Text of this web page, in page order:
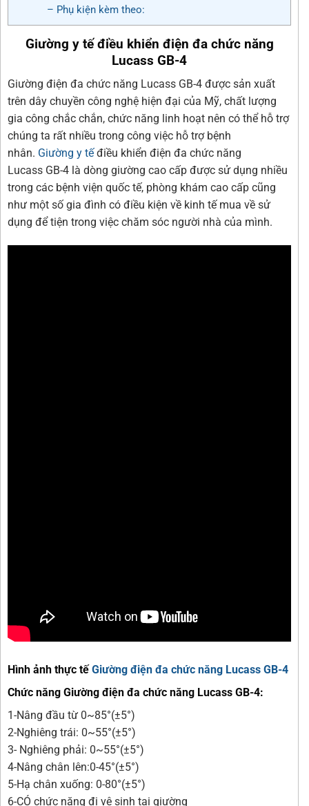
– Phụ kiện kèm theo:
Giường y tế điều khiển điện đa chức năng
Lucass GB-4
Giường điện đa chức năng Lucass GB-4 được sản xuất
trên dây chuyền công nghệ hiện đại của Mỹ, chất lượng
gia công chắc chắn, chức năng linh hoạt nên có thể hỗ trợ
chúng ta rất nhiều trong công việc hỗ trợ bệnh
nhân. Giường y tếđiều khiển điện đa chức năng
Lucass GB-4 là dòng giường cao cấp được sử dụng nhiều
trong các bệnh viện quốc tế, phòng khám cao cấp cũng
như một số gia đình có điều kiện về kinh tế mua về sử
dụng để tiện trong việc chăm sóc người nhà của mình.
Hình ảnh thực tếGiường điện đa chức năng Lucass GB-4
Chức năng Giường điện đa chức năng Lucass GB-4:
1-Nâng đầu từ 0~85°(±5°)
2-Nghiêng trái: 0~55°(±5°)
3- Nghiêng phải: 0~55°(±5°)
4-Nâng chân lên:0-45°(±5°)
5-Hạ chân xuống: 0-80°(±5°)
6-CÓ chức năng đi vệ sinh tại giường